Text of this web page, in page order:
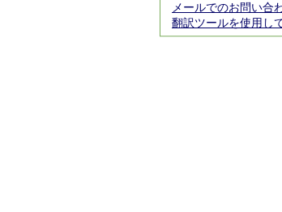
メールでのお問い合
翻訳ツールを使用し